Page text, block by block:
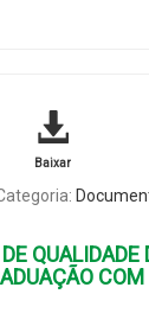
Baixar
QUALIDADE
COM